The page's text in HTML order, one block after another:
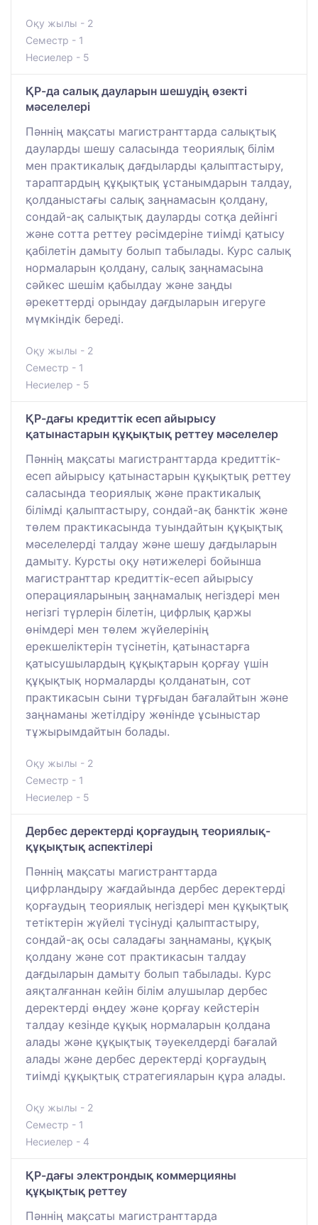
Оқу жылы - 2
Семестр - 1
Несиелер - 5
ҚР-да салық дауларын шешудің өзекті
мәселелері
Пәннің мақсаты магистранттарда салықтық
дауларды шешу саласында теориялық білім
мен практикалық дағдыларды қалыптастыру,
тараптардың құқықтық ұстанымдарын талдау,
қолданыстағы салық заңнамасын қолдану,
сондай-ақ салықтық дауларды сотқа дейінгі
және сотта реттеу рәсімдеріне тиімді қатысу
қабілетін дамыту болып табылады. Курс салық
нормаларын қолдану, салық заңнамасына
сәйкес шешім қабылдау және заңды
әрекеттерді орындау дағдыларын игеруге
мүмкіндік береді.
Оқу жылы - 2
Семестр - 1
Несиелер - 5
ҚР-дағы кредиттік есеп айырысу
қатынастарын құқықтық реттеу мәселелер
Пәннің мақсаты магистранттарда кредиттік-
есеп айырысу қатынастарын құқықтық реттеу
саласында теориялық және практикалық
білімді қалыптастыру, сондай-ақ банктік және
төлем практикасында туындайтын құқықтық
мәселелерді талдау және шешу дағдыларын
дамыту. Курсты оқу нәтижелері бойынша
магистранттар кредиттік-есеп айырысу
операцияларының заңнамалық негіздері мен
негізгі түрлерін білетін, цифрлық қаржы
өнімдері мен төлем жүйелерінің
ерекшеліктерін түсінетін, қатынастарға
қатысушылардың құқықтарын қорғау үшін
құқықтық нормаларды қолданатын, сот
практикасын сыни тұрғыдан бағалайтын және
заңнаманы жетілдіру жөнінде ұсыныстар
тұжырымдайтын болады.
Оқу жылы - 2
Семестр - 1
Несиелер - 5
Дербес деректерді қорғаудың теориялық-
құқықтық аспектілері
Пәннің мақсаты магистранттарда
цифрландыру жағдайында дербес деректерді
қорғаудың теориялық негіздері мен құқықтық
тетіктерін жүйелі түсінуді қалыптастыру,
сондай-ақ осы саладағы заңнаманы, құқық
қолдану және сот практикасын талдау
дағдыларын дамыту болып табылады. Курс
аяқталғаннан кейін білім алушылар дербес
деректерді өңдеу және қорғау кейстерін
талдау кезінде құқық нормаларын қолдана
алады және құқықтық тәуекелдерді бағалай
алады және дербес деректерді қорғаудың
тиімді құқықтық стратегияларын құра алады.
Оқу жылы - 2
Семестр - 1
Несиелер - 4
ҚР-дағы электрондық коммерцияны
құқықтық реттеу
Пәннің мақсаты магистранттарда